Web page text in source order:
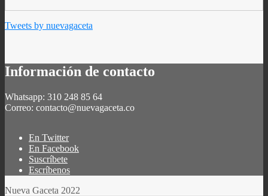
Tweets by nuevagaceta
Información de contacto
Whatsapp: 310 248 85 64
Correo: contacto@nuevagaceta.co
Menú
del
pie
En Twitter
En Facebook
Suscríbete
Escríbenos
Nueva Gaceta 2022